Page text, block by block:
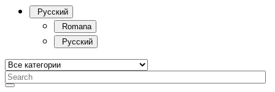
Русский
Romana
Русский